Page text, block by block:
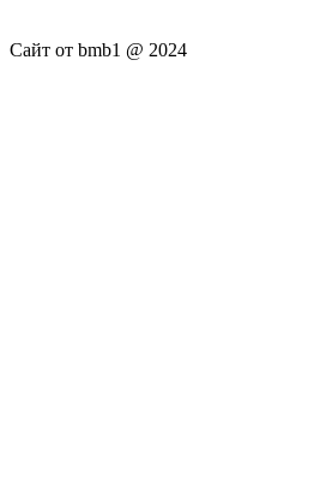
Сайт от bmb1 @ 2024